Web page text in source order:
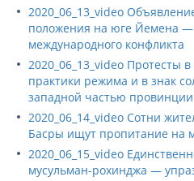
2020_06_13_video
положения на юге Йемена —
международного конфликта
2020_06_13_video Протесты
практики режима и в знак
западной частью провинции
2020_06_14_video Сотни
Басры ищут пропитание на
2020_06_15_video
мусульман-рохинджа —